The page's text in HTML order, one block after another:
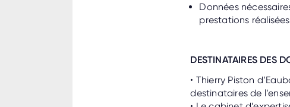
Données
prestations
DESTINATAIRES DES
• Thierry Piston
destinataires de